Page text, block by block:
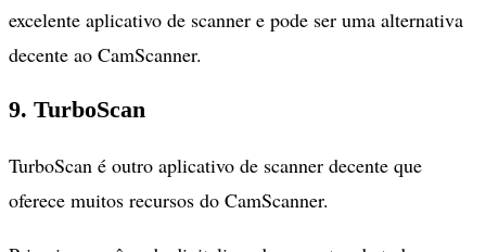
excelente aplicativo de scanner e pode ser uma alternativa
decente ao CamScanner.
9. TurboScan
TurboScan é outro aplicativo de scanner decente que
oferece muitos recursos do CamScanner.